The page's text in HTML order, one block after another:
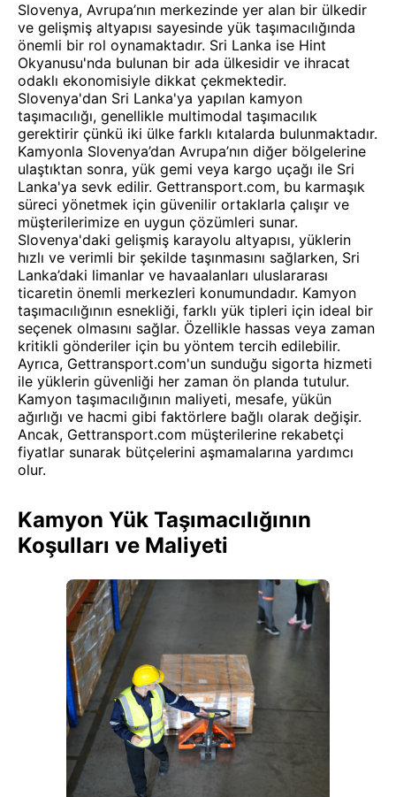
Slovenya, Avrupa’nın merkezinde yer alan bir ülkedir
ve gelişmiş altyapısı sayesinde yük taşımacılığında
önemli bir rol oynamaktadır. Sri Lanka ise Hint
Okyanusu'nda bulunan bir ada ülkesidir ve ihracat
odaklı ekonomisiyle dikkat çekmektedir.
Slovenya'dan Sri Lanka'ya yapılan kamyon
taşımacılığı, genellikle multimodal taşımacılık
gerektirir çünkü iki ülke farklı kıtalarda bulunmaktadır.
Kamyonla Slovenya’dan Avrupa’nın diğer bölgelerine
ulaştıktan sonra, yük gemi veya kargo uçağı ile Sri
Lanka'ya sevk edilir. Gettransport.com, bu karmaşık
süreci yönetmek için güvenilir ortaklarla çalışır ve
müşterilerimize en uygun çözümleri sunar.
Slovenya'daki gelişmiş karayolu altyapısı, yüklerin
hızlı ve verimli bir şekilde taşınmasını sağlarken, Sri
Lanka’daki limanlar ve havaalanları uluslararası
ticaretin önemli merkezleri konumundadır. Kamyon
taşımacılığının esnekliği, farklı yük tipleri için ideal bir
seçenek olmasını sağlar. Özellikle hassas veya zaman
kritikli gönderiler için bu yöntem tercih edilebilir.
Ayrıca, Gettransport.com'un sunduğu sigorta hizmeti
ile yüklerin güvenliği her zaman ön planda tutulur.
Kamyon taşımacılığının maliyeti, mesafe, yükün
ağırlığı ve hacmi gibi faktörlere bağlı olarak değişir.
Ancak, Gettransport.com müşterilerine rekabetçi
fiyatlar sunarak bütçelerini aşmamalarına yardımcı
olur.
Kamyon Yük Taşımacılığının
Koşulları ve Maliyeti